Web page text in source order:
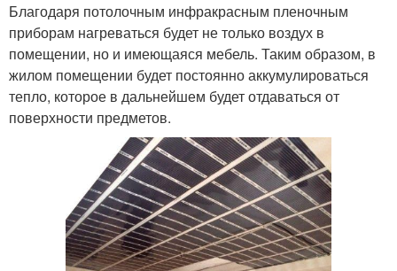
Благодаря потолочным инфракрасным пленочным
приборам нагреваться будет не только воздух в
помещении, но и имеющаяся мебель. Таким образом, в
жилом помещении будет постоянно аккумулироваться
тепло, которое в дальнейшем будет отдаваться от
поверхности предметов.